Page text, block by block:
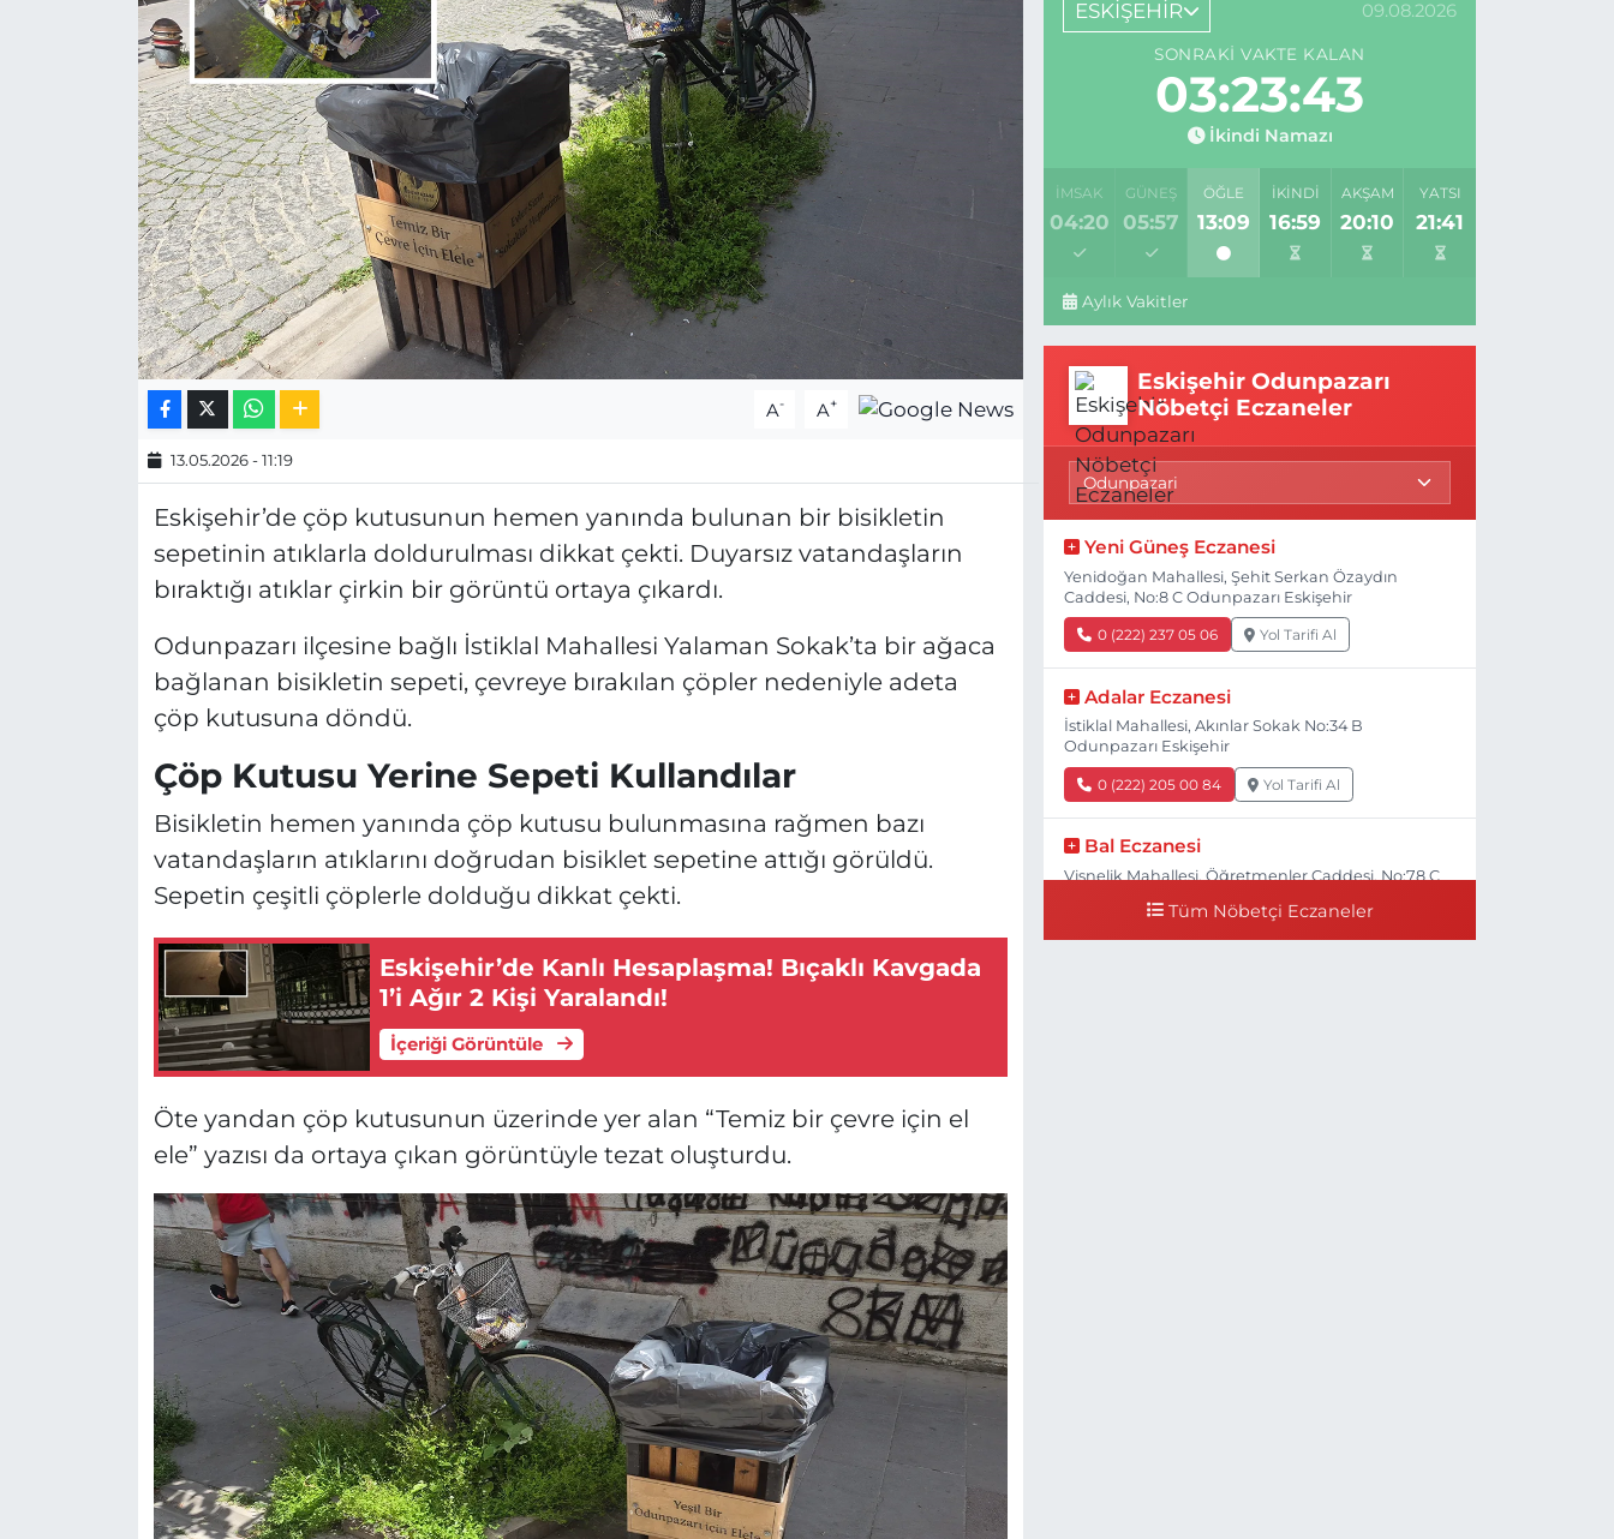
A- A+
13.05.2026 - 11:19
Eskişehir’de çöp kutusunun hemen yanında bulunan bir bisikletin
sepetinin atıklarla doldurulması dikkat çekti. Duyarsız vatandaşların
bıraktığı atıklar çirkin bir görüntü ortaya çıkardı.
Odunpazarı ilçesine bağlı İstiklal Mahallesi Yalaman Sokak’ta bir ağaca
bağlanan bisikletin sepeti, çevreye bırakılan çöpler nedeniyle adeta
çöp kutusuna döndü.
Çöp Kutusu Yerine Sepeti Kullandılar
Bisikletin hemen yanında çöp kutusu bulunmasına rağmen bazı
vatandaşların atıklarını doğrudan bisiklet sepetine attığı görüldü.
Sepetin çeşitli çöplerle dolduğu dikkat çekti.
Eskişehir’de Kanlı Hesaplaşma! Bıçaklı Kavgada
1’i Ağır 2 Kişi Yaralandı!
İçeriği Görüntüle
Öte yandan çöp kutusunun üzerinde yer alan “Temiz bir çevre için el
ele” yazısı da ortaya çıkan görüntüyle tezat oluşturdu.
ESKİŞEHİR 09.08.2026
SONRAKI VAKTE KALAN
03:23:42
İkindi Namazı
İMSAK
04:20
GÜNEŞ
05:57
ÖĞLE
13:09
İKINDI
16:59
AKŞAM
20:10
YATSI
21:41
Aylık Vakitler
Eskişehir Odunpazarı
Nöbetçi Eczaneler
Yeni Güneş Eczanesi
Yenidoğan Mahallesi, Şehit Serkan Özaydın
Caddesi, No:8 C Odunpazarı Eskişehir
0 (222) 237 05 06 Yol Tarifi Al
Adalar Eczanesi
İstiklal Mahallesi, Akınlar Sokak No:34 B
Odunpazarı Eskişehir
0 (222) 205 00 84 Yol Tarifi Al
Bal Eczanesi
Vişnelik Mahallesi, Öğretmenler Caddesi, No:78 C
Tüm Nöbetçi Eczaneler
MAGAZİN
ESKİŞEHİRSPOR